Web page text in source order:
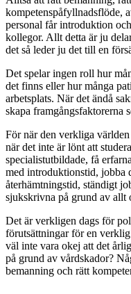
kompetenspåfyllnadsflöde,
personal får introduktion
kollegor. Allt detta är ju
det så leder ju det till en
Det spelar ingen roll hur
det finns eller hur många
arbetsplats. När det ändå
skapa framgångsfaktorerna
För när den verkliga världen
när det inte är lönt att
specialistutbildade, få
med introduktionstid, jobba
återhämtningstid, ständigt
sjukskrivna på grund av allt
Det är verkligen dags för
förutsättningar för en
väl inte vara okej att det
på grund av vårdskador?
bemanning och rätt